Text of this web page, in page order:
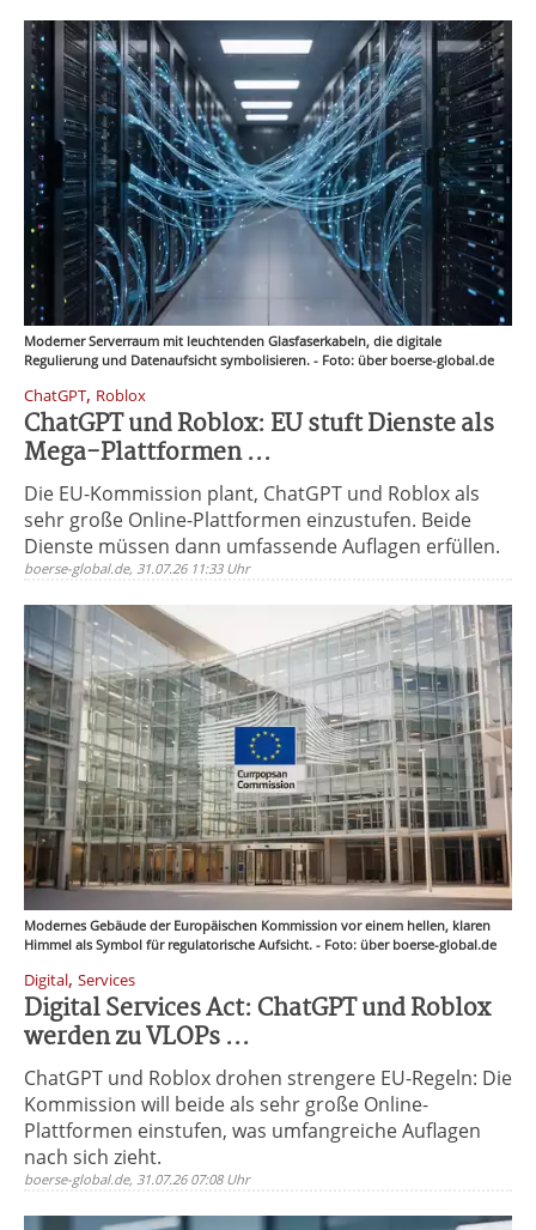
Moderner Serverraum mit leuchtenden Glasfaserkabeln, die digitale
Regulierung und Datenaufsicht symbolisieren. - Foto: über boerse-global.de
ChatGPT, Roblox
ChatGPT und Roblox: EU stuft Dienste als
Mega-Plattformen ...
Die EU-Kommission plant, ChatGPT und Roblox als
sehr große Online-Plattformen einzustufen. Beide
Dienste müssen dann umfassende Auflagen erfüllen.
boerse-global.de, 31.07.26 11:33 Uhr
Modernes Gebäude der Europäischen Kommission vor einem hellen, klaren
Himmel als Symbol für regulatorische Aufsicht. - Foto: über boerse-global.de
Digital, Services
Digital Services Act: ChatGPT und Roblox
werden zu VLOPs ...
ChatGPT und Roblox drohen strengere EU-Regeln: Die
Kommission will beide als sehr große Online-
Plattformen einstufen, was umfangreiche Auflagen
nach sich zieht.
boerse-global.de, 31.07.26 07:08 Uhr